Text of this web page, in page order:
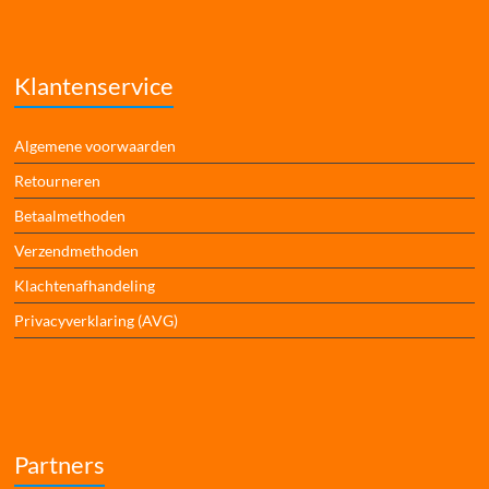
Klantenservice
Algemene voorwaarden
Retourneren
Betaalmethoden
Verzendmethoden
Klachtenafhandeling
Privacyverklaring (AVG)
Partners